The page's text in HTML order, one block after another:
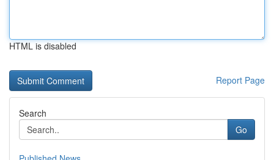
HTML is disabled
Report Page
Search
Go